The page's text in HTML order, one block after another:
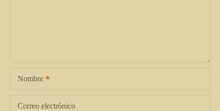
Nombre
Correo electrónico